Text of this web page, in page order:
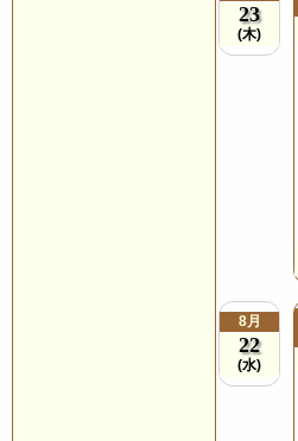
23
(木)
8月
22
(水)